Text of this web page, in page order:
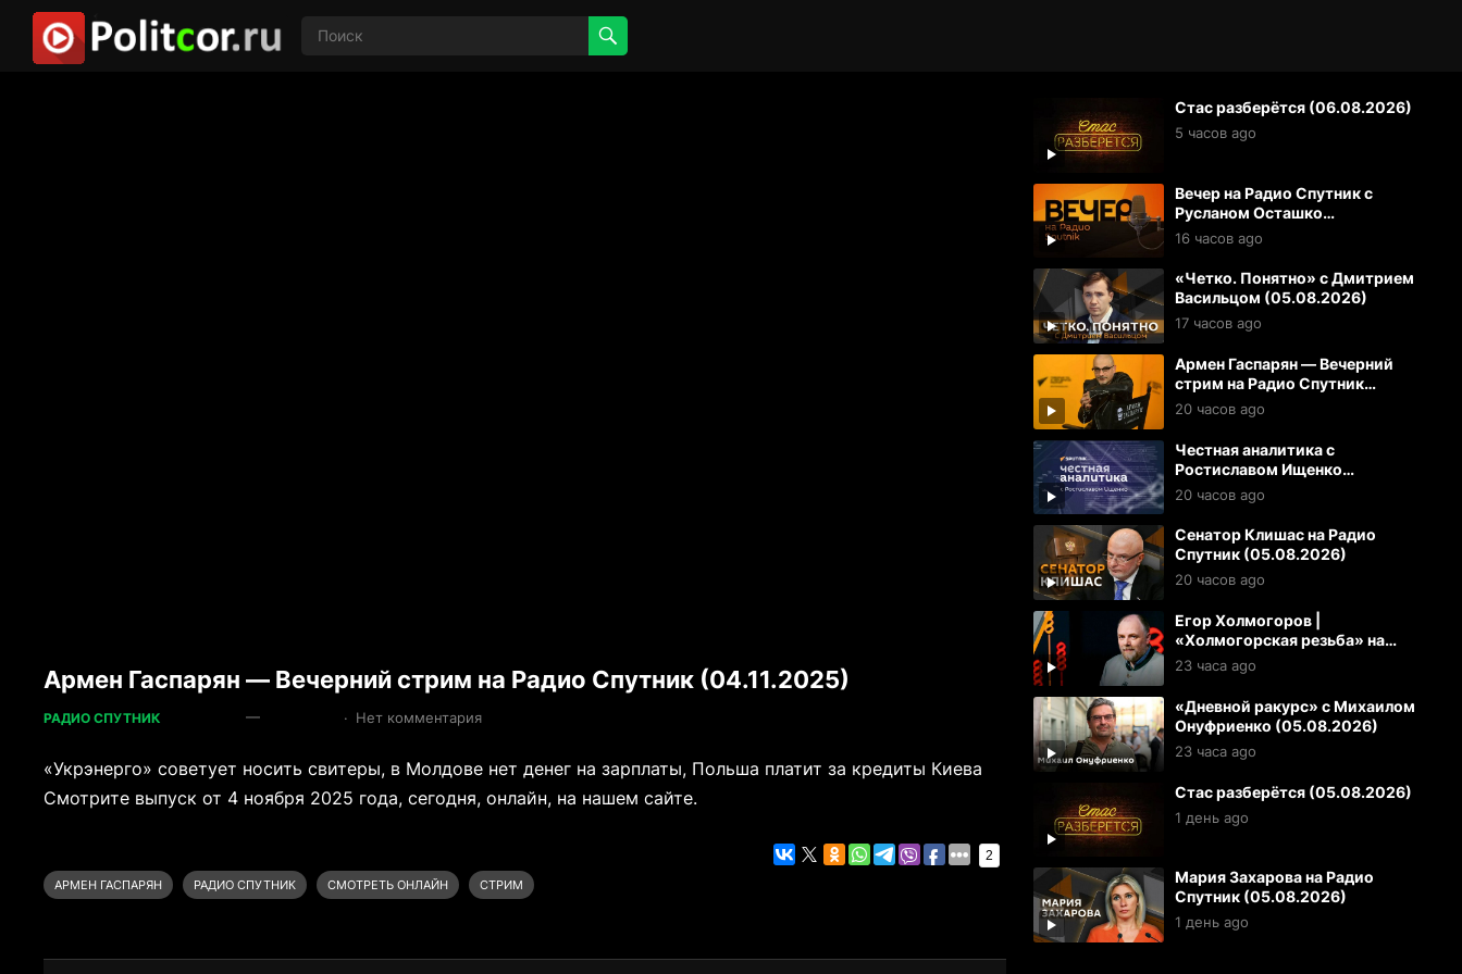
Армен Гаспарян — Вечерний стрим на Радио Спутник (04.11.2025)
РАДИО СПУТНИК — · Нет комментария
«Укрэнерго» советует носить свитеры, в Молдове нет денег на зарплаты, Польша платит за кредиты Киева
Смотрите выпуск от 4 ноября 2025 года, сегодня, онлайн, на нашем сайте.
2
АРМЕН ГАСПАРЯН
РАДИО СПУТНИК СМОТРЕТЬ ОНЛАЙН СТРИМ
Стас разберётся (06.08.2026)
5 часов ago
Вечер на Радио Спутник с
Русланом Осташко
(05.08.2026)
16 часов ago
«Четко. Понятно» с Дмитрием
Васильцом (05.08.2026)
17 часов ago
Армен Гаспарян — Вечерний
стрим на Радио Спутник
(05.08.2026)
20 часов ago
Честная аналитика с
Ростиславом Ищенко
(05.08.2026)
20 часов ago
Сенатор Клишас на Радио
Спутник (05.08.2026)
20 часов ago
Егор Холмогоров |
«Холмогорская резьба» на
Радио Спутник (05.08.2026)
23 часа ago
«Дневной ракурс» с Михаилом
Онуфриенко (05.08.2026)
23 часа ago
Стас разберётся (05.08.2026)
1 день ago
Мария Захарова на Радио
Спутник (05.08.2026)
1 день ago